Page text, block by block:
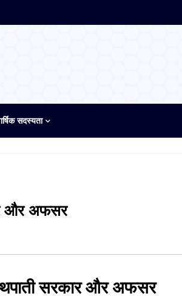
सदस्यता
और अफसर
सरकार और अफसर